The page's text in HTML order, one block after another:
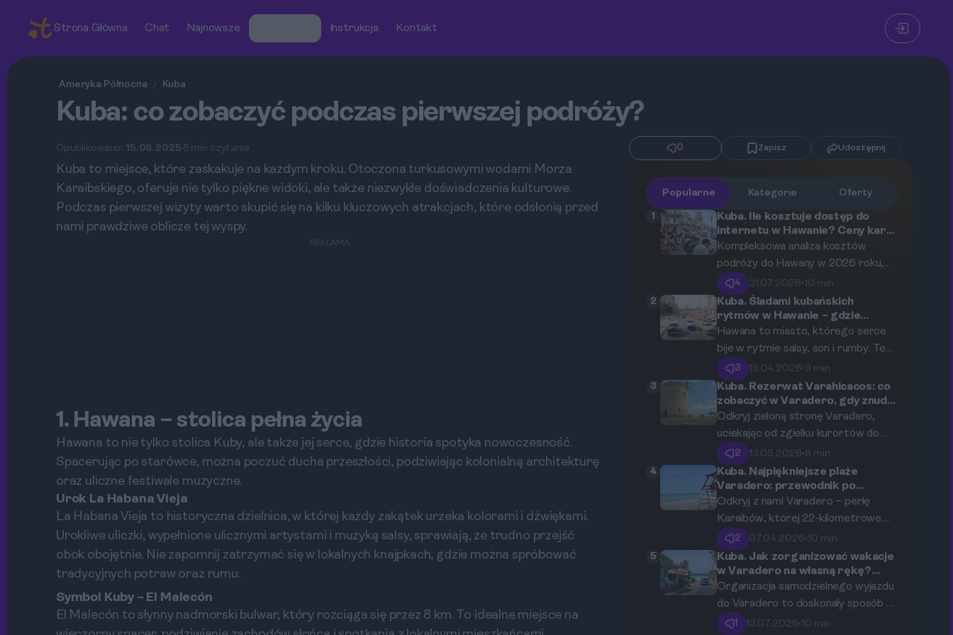
Strona Główna Chat Najnowsze Instrukcja Kontakt
Ameryka Północna / Kuba
Kuba: co zobaczyć podczas pierwszej podróży?
Opublikowano: 15.08.2025 5 min czytania 0 Zapisz Udostępnij
Kuba to miejsce, które zaskakuje na każdym kroku. Otoczona turkusowymi wodami Morza
Karaibskiego, oferuje nie tylko piękne widoki, ale także niezwykłe doświadczenia kulturowe.
Podczas pierwszej wizyty warto skupić się na kilku kluczowych atrakcjach, które odsłonią przed
nami prawdziwe oblicze tej wyspy.
REKLAMA
1. Hawana – stolica pełna życia
Hawana to nie tylko stolica Kuby, ale także jej serce, gdzie historia spotyka nowoczesność.
Spacerując po starówce, można poczuć ducha przeszłości, podziwiając kolonialną architekturę
oraz uliczne festiwale muzyczne.
Urok La Habana Vieja
La Habana Vieja to historyczna dzielnica, w której każdy zakątek urzeka kolorami i dźwiękami.
Urokliwe uliczki, wypełnione ulicznymi artystami i muzyką salsy, sprawiają, że trudno przejść
obok obojętnie. Nie zapomnij zatrzymać się w lokalnych knajpkach, gdzie można spróbować
tradycyjnych potraw oraz rumu.
Symbol Kuby – El Malecón
El Malecón to słynny nadmorski bulwar, który rozciąga się przez 8 km. To idealne miejsce na
Popularne Kategorie Oferty
1
Kuba. Ile kosztuje dostęp do
internetu w Hawanie? Ceny kart
ETECSA i Wi-Fi w 2026 roku
Kompleksowa analiza kosztów
podróży do Hawany w 2026 roku,
uwzględniająca ceny kart ETECSA,
publicznego Wi-Fi, noclegów,
wyżywienia, transportu oraz
głównych atrakcji turystycznych,
wyrażona w walucie euro.
4 31.07.2026•10 min
2
Kuba. Śladami kubańskich
rytmów w Hawanie – gdzie
posłuchać son i potańczyć salsę?
Hawana to miasto, którego serce
bije w rytmie salsy, son i rumby. Ten
przewodnik zabierze Cię w podróż
po najbardziej energetycznych,
autentycznych i legendarnych
miejscach tanecznych stolicy Kuby,
gdzie muzyka nigdy nie cichnie, a
parkiet jest zawsze pełen pasji.
3 19.04.2026•9 min
3
Kuba. Rezerwat Varahicacos: co
zobaczyć w Varadero, gdy znudzi
Ci się plaża?
Odkryj zieloną stronę Varadero,
uciekając od zgiełku kurortów do
serca dzikiej przyrody. Ten
przewodnik zabierze Cię w podróż
po Rezerwacie Ekologicznym
Varahicacos i innych ukrytych
skarbach półwyspu, udowadniając,
że Kuba to znacznie więcej niż tylko
rajskie plaże.
2 13.05.2026•8 min
4
Kuba. Najpiękniejsze plaże
Varadero: przewodnik po
ukrytych zatoczkach i
popularnych odcinkach wybrzeża.
Odkryj z nami Varadero – perłę
Karaibów, której 22-kilometrowe
wybrzeże pokryte białym,
pudrowym piaskiem obmywają
krystalicznie czyste, turkusowe
wody. Ten przewodnik zabierze Cię
w podróż po najsłynniejszych
odcinkach plaż, ukrytych
2 07.04.2026•10 min
5
Kuba. Jak zorganizować wakacje
w Varadero na własną rękę?
Krok po kroku od lotu po casas
particulares.
Organizacja samodzielnego wyjazdu
do Varadero to doskonały sposób na
odkrycie autentycznego oblicza
1 13.07.2026•10 min